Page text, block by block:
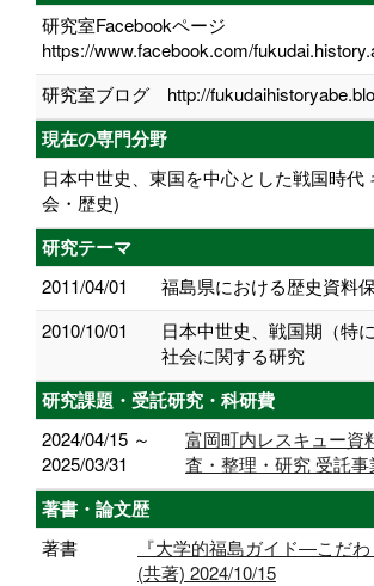
研究室Facebookページ
https://www.facebook.com/
研究室ブログ http://
現在の専門分野
日本中世史、東国を中心とした戦国時代
会・歴史)
研究テーマ
2011/04/01
福島県における歴史資料
2010/10/01
日本中世史、戦国期（特
社会に関する研究
研究課題・受託研究・科研費
2024/04/15 ～
2025/03/31
富岡町内レスキュー資
査・整理・研究 受託事
著書・論文歴
著書
『大学的福島ガイド―こだわ
(共著) 2024/10/15